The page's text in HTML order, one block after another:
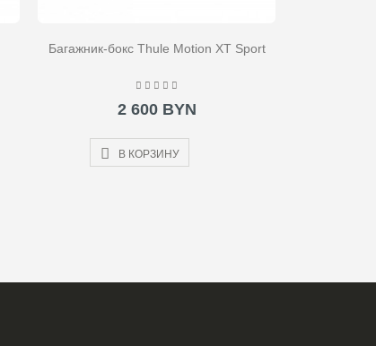
Багажник-бокс Thule Motion XT Sport
2 600 BYN
В КОРЗИНУ